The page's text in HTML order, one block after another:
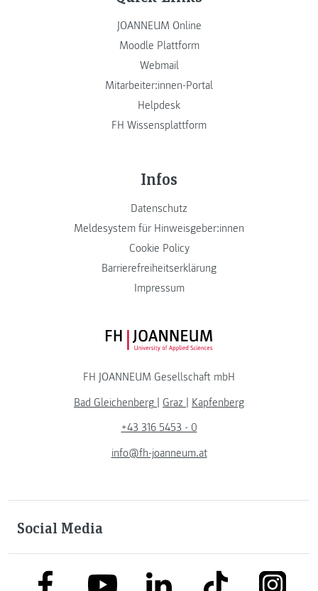
JOANNEUM Online
Moodle Plattform
Webmail
Mitarbeiter:innen-Portal
Helpdesk
FH Wissensplattform
Infos
Datenschutz
Meldesystem für Hinweisgeber:innen
Cookie Policy
Barrierefreiheitserklärung
Impressum
FH JOANNEUM Logo
FH JOANNEUM Gesellschaft mbH
Bad Gleichenberg | Graz | Kapfenberg
+43 316 5453 - 0
info@fh-joanneum.at
Social Media
link to facebooklink to youtubelink to linkedinlink to tiktok link to